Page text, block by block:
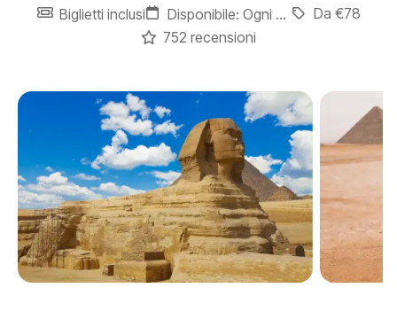
Biglietti inclusi
Disponibile: Ogni giorno
Da €78
752 recensioni